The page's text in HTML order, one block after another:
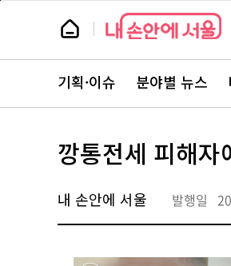
본
뉴
스
뉴
스
주
서
바
로
기획·이슈 분야별 뉴스
깡통전세 피해자
내 손안에 서울 발행일
페